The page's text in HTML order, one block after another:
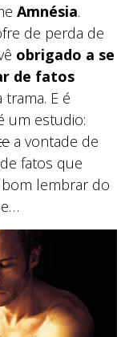
Amnésia.
de perda de
obrigado a se
de fatos
E é
um estudio:
a vontade de
fatos que
bom lembrar do